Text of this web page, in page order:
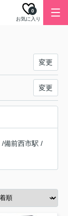
お気に入り
0
変更
変更
/備前西市駅 /